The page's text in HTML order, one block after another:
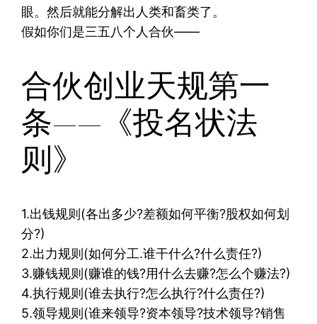
眼。然后就能分解出人类和畜类了。
假如你们是三五八个人合伙——
合伙创业天规第一
条——《投名状法
则》
1.出钱规则(各出多少?差额如何平衡?股权如何划
分?)
2.出力规则(如何分工.谁干什么?什么责任?)
3.赚钱规则(赚谁的钱?用什么去赚?怎么个赚法?)
4.执行规则(谁去执行?怎么执行?什么责任?)
5.领导规则(谁来领导?资本领导?技术领导?销售